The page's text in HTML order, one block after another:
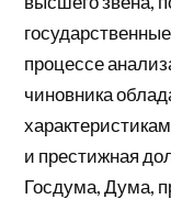
процессе
чиновника
и престижная
Госдума, Дума,